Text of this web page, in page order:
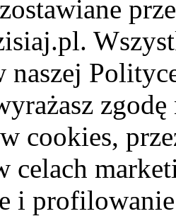
naszej
cookies,
celach
i